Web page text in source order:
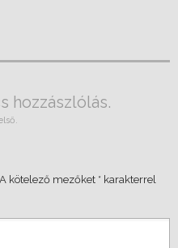
hozzászlólás.
A kötelező mezőket * karakterrel